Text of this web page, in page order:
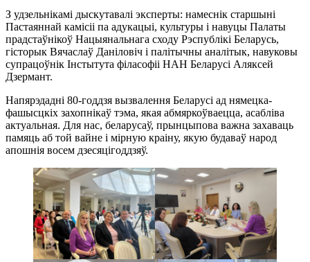
З удзельнікамі дыскутавалі эксперты: намеснік старшыні
Пастаяннай камісіі па адукацыі, культуры і навуцы Палаты
прадстаўнікоў Нацыянальнага сходу Рэспублікі Беларусь,
гісторык Вячаслаў Даніловіч і палітычны аналітык, навуковы
супрацоўнік Інстытута філасофіі НАН Беларусі Аляксей
Дзермант.
Напярэдадні 80-годдзя вызвалення Беларусі ад нямецка-
фашысцкіх захопнікаў тэма, якая абмяркоўваецца, асабліва
актуальная. Для нас, беларусаў, прынцыпова важна захаваць
памяць аб той вайне і мірную краіну, якую будаваў народ
апошнія восем дзесяцігоддзяў.